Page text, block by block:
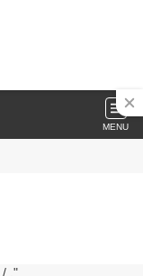
MENU